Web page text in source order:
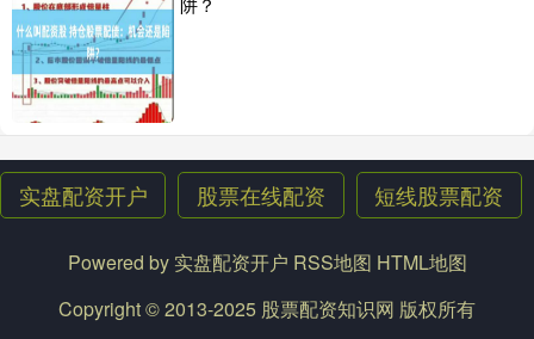
实盘配资开户 股票在线配资 短线股票配资
Powered by 实盘配资开户 RSS地图 HTML地图
Copyright© 2013-2025 股票配资知识网 版权所有